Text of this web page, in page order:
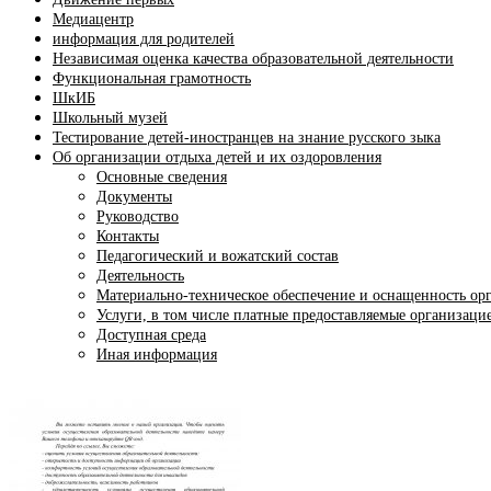
Медиацентр
информация для родителей
Независимая оценка качества образовательной деятельности
Функциональная грамотность
ШкИБ
Школьный музей
Тестирование детей-иностранцев на знание русского зыка
Об организации отдыха детей и их оздоровления
Основные сведения
Документы
Руководство
Контакты
Педагогический и вожатский состав
Деятельность
Материально-техническое обеспечение и оснащенность
Услуги, в том числе платные предоставляемые
Доступная среда
Иная информация